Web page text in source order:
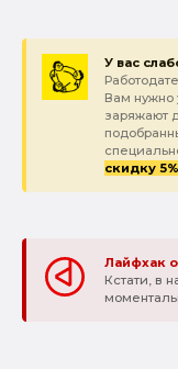
У вас
Вам нужно
заряжают
скидку 5%
Лайфхак
Кстати, в